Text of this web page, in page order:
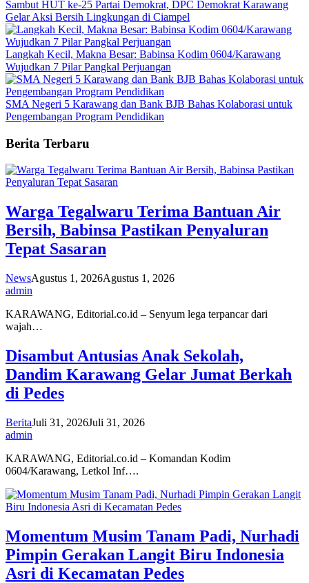
Sambut HUT ke-25 Partai Demokrat, DPC Demokrat Karawang
Gelar Aksi Bersih Lingkungan di Ciampel
Langkah Kecil, Makna Besar: Babinsa Kodim 0604/Karawang
Wujudkan 7 Pilar Pangkal Perjuangan
SMA Negeri 5 Karawang dan Bank BJB Bahas Kolaborasi untuk
Pengembangan Program Pendidikan
Berita Terbaru
Warga Tegalwaru Terima Bantuan Air
Bersih, Babinsa Pastikan Penyaluran
Tepat Sasaran
NewsAgustus 1, 2026Agustus 1, 2026
admin
KARAWANG, Editorial.co.id – Senyum lega terpancar dari
wajah…
Disambut Antusias Anak Sekolah,
Dandim Karawang Gelar Jumat Berkah
di Pedes
BeritaJuli 31, 2026Juli 31, 2026
admin
KARAWANG, Editorial.co.id – Komandan Kodim
0604/Karawang, Letkol Inf….
Momentum Musim Tanam Padi, Nurhadi
Pimpin Gerakan Langit Biru Indonesia
Asri di Kecamatan Pedes